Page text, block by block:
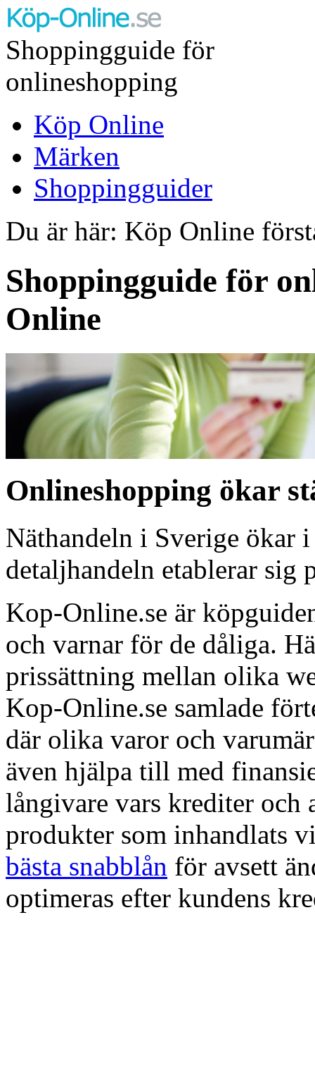
Shoppingguide för
onlineshopping
Köp Online
Märken
Shoppingguider
Du är här: Köp Online
Shoppingguide för
Online
Onlineshopping ökar
Näthandeln i Sverige ökar
detaljhandeln etablerar sig
Kop-Online.se är
och varnar för de dåliga.
prissättning mellan olika
Kop-Online.se samlade
där olika varor och
även hjälpa till med
långivare vars krediter och
produkter som inhandlats
bästa snabblån för avsett
optimeras efter kundens